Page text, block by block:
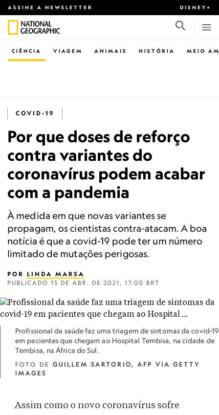
ASSINE A NEWSLETTER DISNEY+
CIÊNCIA VIAGEM ANIMAIS HISTÓRIA MEIO
COVID-19
Por que doses de reforço
contra variantes do
coronavírus podem acabar
com a pandemia
À medida em que novas variantes se
propagam, os cientistas contra-atacam. A boa
notícia é que a covid-19 pode ter um número
limitado de mutações perigosas.
POR LINDA MARSA
PUBLICADO 15 DE ABR. DE 2021, 17:00 BRT
Profissional da saúde faz uma triagem de sintomas da covid-19
em pacientes que chegam ao Hospital Tembisa, na cidade de
Tembisa, na África do Sul.
FOTO DE GUILLEM SARTORIO, AFP VIA GETTY
IMAGES
Assim como o novo coronavírus sofre